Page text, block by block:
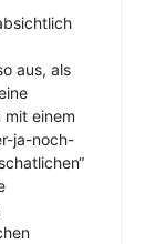
aus, als
einem
ja-noch-